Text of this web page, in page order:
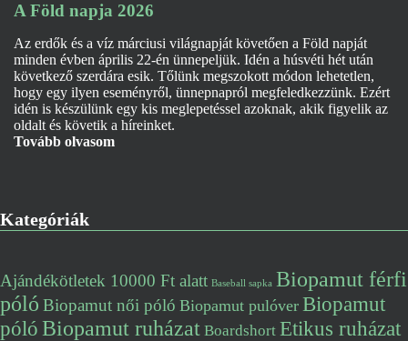
A Föld napja 2026
Az erdők és a víz márciusi világnapját követően a Föld napját
minden évben április 22-én ünnepeljük. Idén a húsvéti hét után
következő szerdára esik. Tőlünk megszokott módon lehetetlen,
hogy egy ilyen eseményről, ünnepnapról megfeledkezzünk. Ezért
idén is készülünk egy kis meglepetéssel azoknak, akik figyelik az
oldalt és követik a híreinket.
Tovább olvasom
Kategóriák
Ajándékötletek 10000 Ft alatt Baseball sapka Biopamut férfi
póló Biopamut női póló Biopamut pulóver Biopamut
pólóBiopamut ruházat Boardshort Etikus ruházat